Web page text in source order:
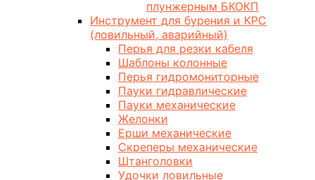
плунжерным БКОКП
Инструмент для бурения и КРС
(ловильный, аварийный)
Перья для резки кабеля
Шаблоны колонные
Перья гидромониторные
Пауки гидравлические
Пауки механические
Желонки
Ерши механические
Скреперы механические
Штанголовки
Удочки ловильные